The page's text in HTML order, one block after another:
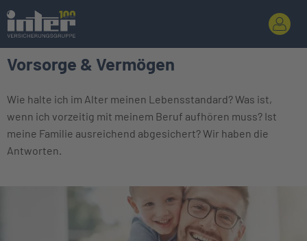
Vorsorge & Vermögen
Wie halte ich im Alter meinen Lebensstandard? Was ist,
wenn ich vorzeitig mit meinem Beruf aufhören muss? Ist
meine Familie ausreichend abgesichert? Wir haben die
Antworten.